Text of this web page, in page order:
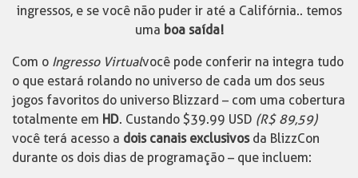
ingressos, e se você não puder ir até a Califórnia.. temos
uma boa saída!
Com o Ingresso Virtualvocê pode conferir na integra tudo
o que estará rolando no universo de cada um dos seus
jogos favoritos do universo Blizzard – com uma cobertura
totalmente em HD. Custando $39.99 USD (R$ 89,59)
você terá acesso a dois canais exclusivosda BlizzCon
durante os dois dias de programação – que incluem: